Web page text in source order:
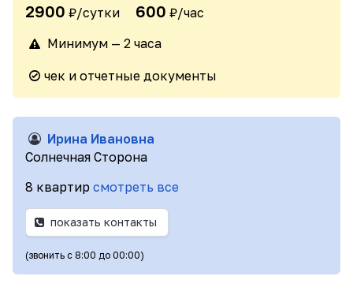
2900 ₽/сутки 600 ₽/час
Минимум — 2 часа
чек и отчетные документы
Ирина Ивановна
Солнечная Сторона
8 квартир смотреть все
показать контакты
(звонить с 8:00 до 00:00)